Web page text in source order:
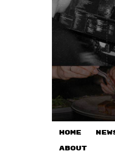
HOME
ABOUT